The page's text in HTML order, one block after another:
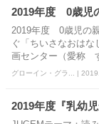
2019年度 0歳児
2019年度 0歳児の
ぐ「ちいさなおは
画センター（愛称
グローイン・グラ... |
2019年度『乳幼